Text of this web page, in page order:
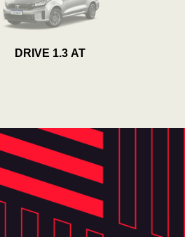
DRIVE 1.3 AT
PRECISION 1.3 AT